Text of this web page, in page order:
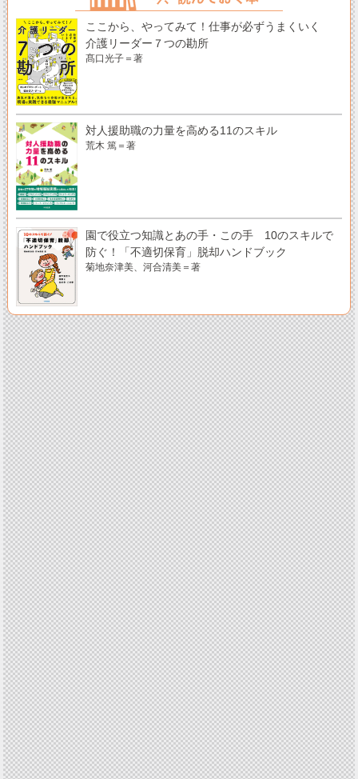
ここから、やってみて！仕事が必ずうまくいく
介護リーダー７つの勘所
髙口光子＝著
対人援助職の力量を高める11のスキル
荒木 篤＝著
園で役立つ知識とあの手・この手 10のスキルで
防ぐ！「不適切保育」脱却ハンドブック
菊地奈津美、河合清美＝著